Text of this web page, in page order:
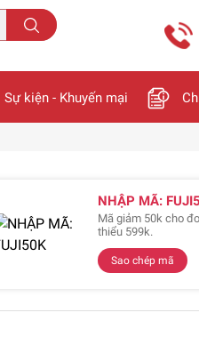
Sự kiện - Khuyến mại
NHẬP MÃ:
Mã giảm 50k cho
thiểu 599k.
Sao chép mã